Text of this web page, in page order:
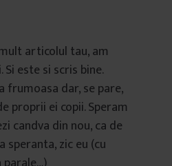
articolul tau, am
este si scris bine.
frumoasa dar, se pare,
proprii ei copii. Speram
candva din nou, ca de
speranta, zic eu (cu